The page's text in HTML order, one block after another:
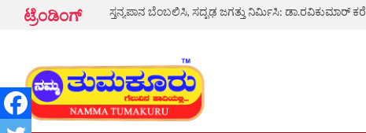
ಟ್ರೆಂಡಿಂಗ್ ಸ್ತನ್ಯಪಾನ ಬೆಂಬಲಿಸಿ, ಸದೃಢ ಜಗತ್ತು ನಿರ್ಮಿಸಿ: ಡಾ.ರವಿಕುಮಾರ್ ಕರೆ